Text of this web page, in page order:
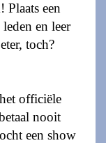
een
en leer
toch?
officiële
nooit
een show